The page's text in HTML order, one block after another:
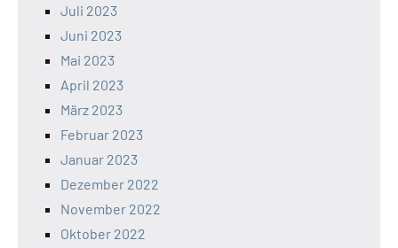
Juli 2023
Juni 2023
Mai 2023
April 2023
März 2023
Februar 2023
Januar 2023
Dezember 2022
November 2022
Oktober 2022